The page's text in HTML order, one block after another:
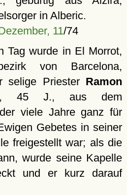
in Alberic.
11/74
Tag wurde in El Morrot,
von Barcelona,
selige Priester Ramon
, 45 J., aus dem
viele Jahre ganz für
Gebetes in seiner
freigestellt war; als die
wurde seine Kapelle
und er kurz darauf